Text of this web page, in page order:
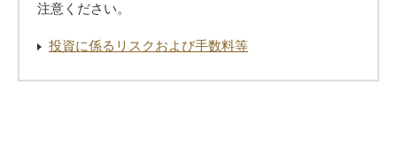
注意ください。
投資に係るリスクおよび手数料等